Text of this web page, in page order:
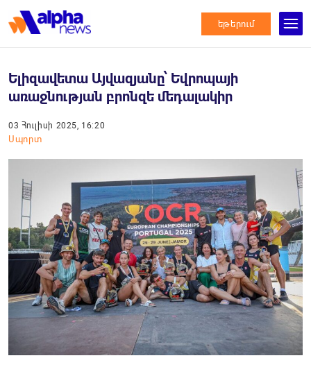
եթերում
Ելիզավետա Այվազյանը՝ Եվրոպայի
առաջնության բրոնզե մեդալակիր
03 Հուլիսի 2025, 16:20
Սպորտ